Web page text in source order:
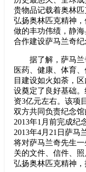
贵物品记载着奥林
弘扬奥林匹克精神
做的丰功伟绩，静
合作建设萨马兰奇纪
据了解，萨马兰
医药、健康、体育
目建设如火如荼，
设奠定了良好基础
资3亿元左右。该项
双方共同负责纪念
2013年1月前完成纪
2013年4月21日萨
将对萨马兰奇先生
关的文件、信件、
弘扬奥林匹克精神，